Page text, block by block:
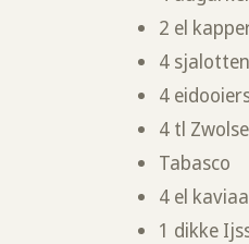
2 el
4 sjalotten
4
4 tl
Tabasco
4 el
1 dikke